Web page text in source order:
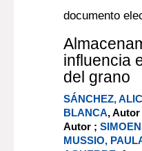
documento
influencia
del grano
SÁNCHEZ,
BLANCA,
Autor ;
MUSSIO,